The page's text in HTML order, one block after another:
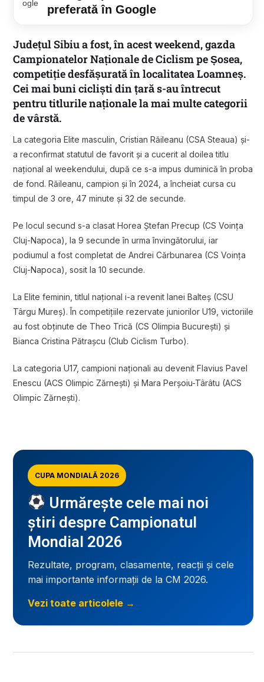
preferată în Google
Județul Sibiu a fost, în acest weekend, gazda
Campionatelor Naționale de Ciclism pe Șosea,
competiție desfășurată în localitatea Loamneș.
Cei mai buni cicliști din țară s-au întrecut
pentru titlurile naționale la mai multe categorii
de vârstă.
La categoria Elite masculin, Cristian Răileanu (CSA Steaua) și-
a reconfirmat statutul de favorit și a cucerit al doilea titlu
național al weekendului, după ce s-a impus duminică în proba
de fond. Răileanu, campion și în 2024, a încheiat cursa cu
timpul de 3 ore, 47 minute și 32 de secunde.
Pe locul secund s-a clasat Horea Ștefan Precup (CS Voința
Cluj-Napoca), la 9 secunde în urma învingătorului, iar
podiumul a fost completat de Andrei Cărbunarea (CS Voința
Cluj-Napoca), sosit la 10 secunde.
La Elite feminin, titlul național i-a revenit Ianei Balteș (CSU
Târgu Mureș). În competițiile rezervate juniorilor U19, victoriile
au fost obținute de Theo Trică (CS Olimpia București) și
Bianca Cristina Pătrașcu (Club Ciclism Turbo).
La categoria U17, campioni naționali au devenit Flavius Pavel
Enescu (ACS Olimpic Zărnești) și Mara Perșoiu-Târâtu (ACS
Olimpic Zărnești).
CUPA MONDIALĂ 2026
Urmărește cele mai noi
știri despre Campionatul
Mondial 2026
Rezultate, program, clasamente, reacții și cele
mai importante informații de la CM 2026.
Vezi toate articolele →